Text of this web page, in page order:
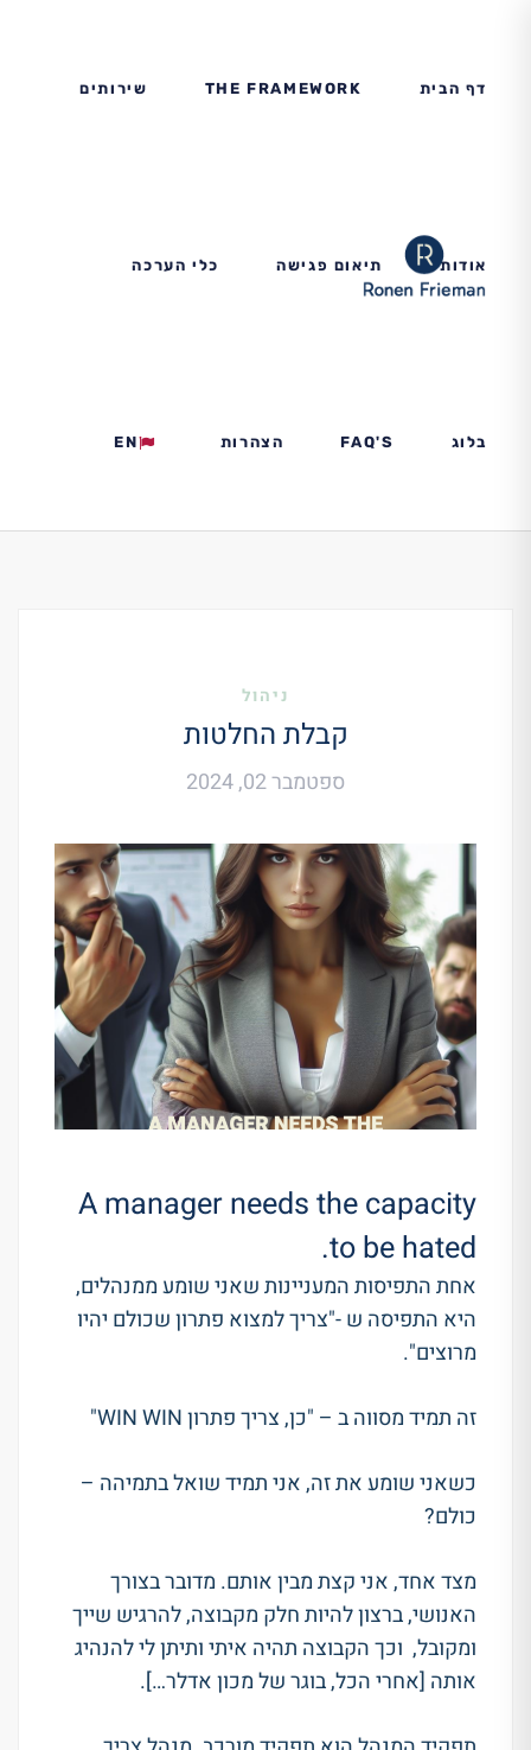
דף הבית THE FRAMEWORK שירותים
אודות תיאום פגישה כלי הערכה
בלוג FAQ'S הצהרות EN
ניהול
קבלת החלטות
ספטמבר 02, 2024
A manager needs the capacity
to be hated.
אחת התפיסות המעניינות שאני שומע ממנהלים,
היא התפיסה ש -"צריך למצוא פתרון שכולם יהיו
מרוצים".
זה תמיד מסווה ב – "כן, צריך פתרון WIN WIN"
כשאני שומע את זה, אני תמיד שואל בתמיהה –
כולם?
מצד אחד, אני קצת מבין אותם. מדובר בצורך
האנושי, ברצון להיות חלק מקבוצה, להרגיש שייך
ומקובל, וכך הקבוצה תהיה איתי ותיתן לי להנהיג
אותה [אחרי הכל, בוגר של מכון אדלר…].